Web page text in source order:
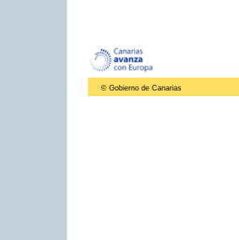
© Gobierno de Canarias